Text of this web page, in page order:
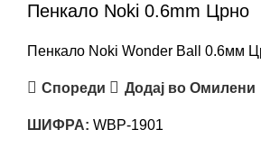
Пенкало Noki 0.6mm Црно
Пенкало Noki Wonder Ball 0.6мм
Спореди Додај во Омилени
ШИФРА: WBP-1901